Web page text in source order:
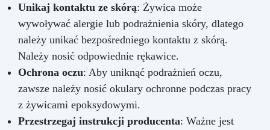
Unikaj kontaktu ze skórą: Żywica może
wywoływać alergie lub podrażnienia skóry, dlatego
należy unikać bezpośredniego kontaktu z skórą.
Należy nosić odpowiednie rękawice.
Ochrona oczu: Aby uniknąć podrażnień oczu,
zawsze należy nosić okulary ochronne podczas pracy
z żywicami epoksydowymi.
Przestrzegaj instrukcji producenta: Ważne jest